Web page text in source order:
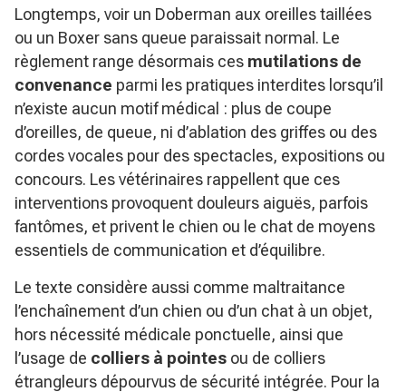
Longtemps, voir un Doberman aux oreilles taillées
ou un Boxer sans queue paraissait normal. Le
règlement range désormais ces mutilations de
convenance parmi les pratiques interdites lorsqu’il
n’existe aucun motif médical : plus de coupe
d’oreilles, de queue, ni d’ablation des griffes ou des
cordes vocales pour des spectacles, expositions ou
concours. Les vétérinaires rappellent que ces
interventions provoquent douleurs aiguës, parfois
fantômes, et privent le chien ou le chat de moyens
essentiels de communication et d’équilibre.
Le texte considère aussi comme maltraitance
l’enchaînement d’un chien ou d’un chat à un objet,
hors nécessité médicale ponctuelle, ainsi que
l’usage de colliers à pointes ou de colliers
étrangleurs dépourvus de sécurité intégrée. Pour la